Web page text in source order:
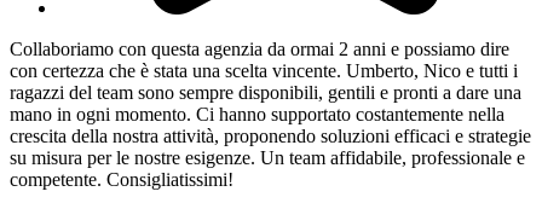
Collaboriamo con questa agenzia da ormai 2 anni e possiamo dire
con certezza che è stata una scelta vincente. Umberto, Nico e tutti i
ragazzi del team sono sempre disponibili, gentili e pronti a dare una
mano in ogni momento. Ci hanno supportato costantemente nella
crescita della nostra attività, proponendo soluzioni efficaci e strategie
su misura per le nostre esigenze. Un team affidabile, professionale e
competente. Consigliatissimi!